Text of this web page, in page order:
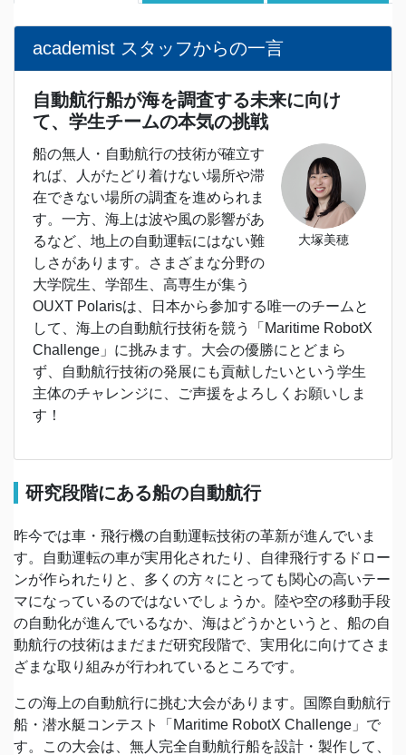
academist スタッフからの一言
自動航行船が海を調査する未来に向け
て、学生チームの本気の挑戦
大塚美穂
船の無人・自動航行の技術が確立す
れば、人がたどり着けない場所や滞
在できない場所の調査を進められま
す。一方、海上は波や風の影響があ
るなど、地上の自動運転にはない難
しさがあります。さまざまな分野の
大学院生、学部生、高専生が集う
OUXT Polarisは、日本から参加する唯一のチームと
して、海上の自動航行技術を競う「Maritime RobotX
Challenge」に挑みます。大会の優勝にとどまら
ず、自動航行技術の発展にも貢献したいという学生
主体のチャレンジに、ご声援をよろしくお願いしま
す！
研究段階にある船の自動航行
昨今では車・飛行機の自動運転技術の革新が進んでいま
す。自動運転の車が実用化されたり、自律飛行するドロー
ンが作られたりと、多くの方々にとっても関心の高いテー
マになっているのではないでしょうか。陸や空の移動手段
の自動化が進んでいるなか、海はどうかというと、船の自
動航行の技術はまだまだ研究段階で、実用化に向けてさま
ざまな取り組みが行われているところです。
この海上の自動航行に挑む大会があります。国際自動航行
船・潜水艇コンテスト「Maritime RobotX Challenge」で
す。この大会は、無人完全自動航行船を設計・製作して、